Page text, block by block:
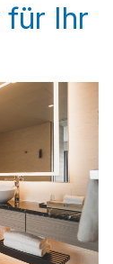
für Ihr